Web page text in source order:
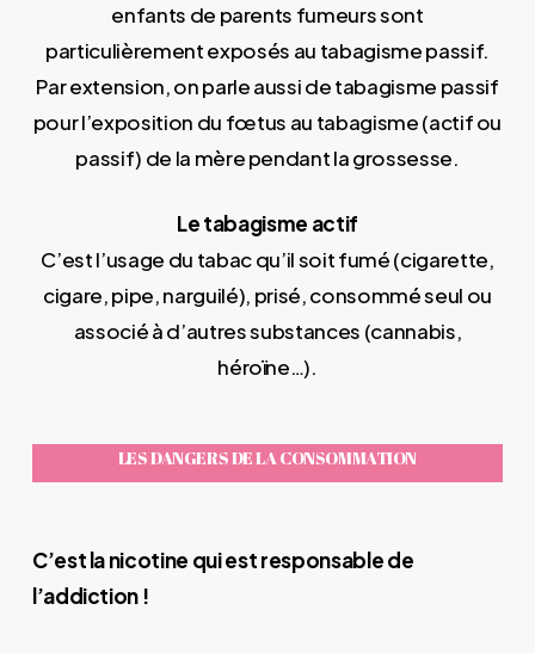
enfants de parents fumeurs sont
particulièrement exposés au tabagisme passif.
Par extension, on parle aussi de tabagisme passif
pour l’exposition du fœtus au tabagisme (actif ou
passif) de la mère pendant la grossesse.
Le tabagisme actif
C’est l’usage du tabac qu’il soit fumé (cigarette,
cigare, pipe, narguilé), prisé, consommé seul ou
associé à d’autres substances (cannabis,
héroïne…).
LES DANGERS DE LA CONSOMMATION
C’est la nicotine qui est responsable de
l’addiction !